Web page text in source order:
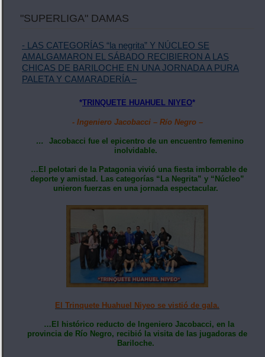
"SUPERLIGA" DAMAS
- LAS CATEGORÍAS “la negrita” Y NÚCLEO SE
AMALGAMARON EL SÁBADO RECIBIERON A LAS
CHICAS DE BARILOCHE EN UNA JORNADA A PURA
PALETA Y CAMARADERÍA –
*TRINQUETE HUAHUEL NIYEO*
- Ingeniero Jacobacci – Río Negro –
…
Jacobacci fue el epicentro de un encuentro femenino
inolvidable.
…El pelotari de la Patagonia vivió una fiesta imborrable de
deporte y amistad. Las categorías “La Negrita” y “Núcleo”
unieron fuerzas en una jornada espectacular.
El Trinquete Huahuel Niyeo se vistió de gala.
…El histórico reducto de Ingeniero Jacobacci, en la
provincia de Río Negro, recibió la visita de las jugadoras de
Bariloche.